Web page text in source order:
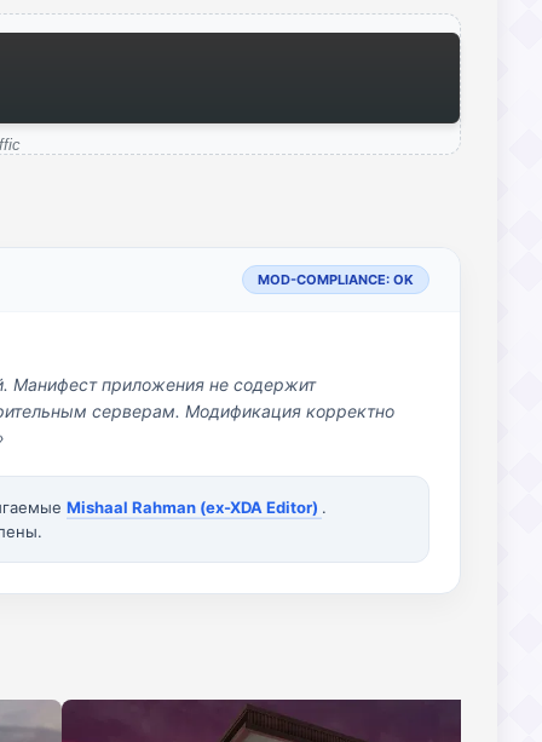
MOD-COMPLIANCE: OK
Манифест приложения не содержит
серверам. Модификация корректно
Mishaal Rahman (ex-XDA Editor) .